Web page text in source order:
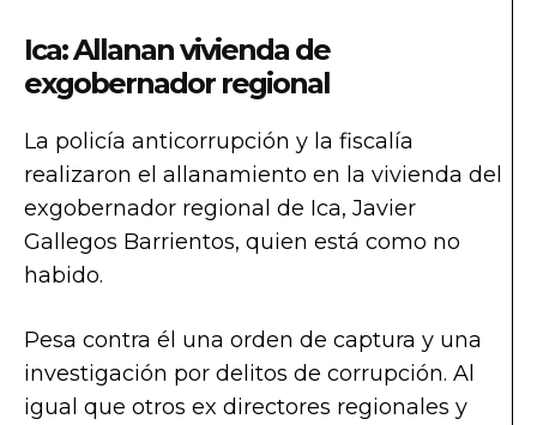
Ica: Allanan vivienda de
exgobernador regional
La policía anticorrupción y la fiscalía
realizaron el allanamiento en la vivienda del
exgobernador regional de Ica, Javier
Gallegos Barrientos, quien está como no
habido.
Pesa contra él una orden de captura y una
investigación por delitos de corrupción. Al
igual que otros ex directores regionales y